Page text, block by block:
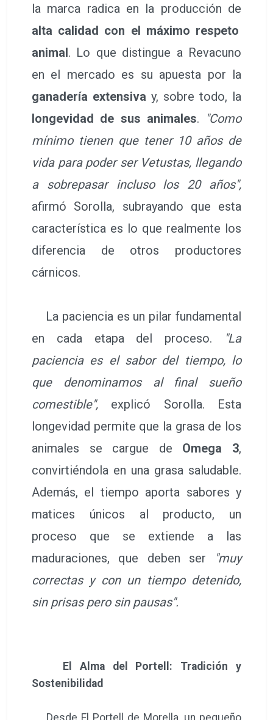
la marca radica en la producción de
alta calidad con el máximo respeto
animal. Lo que distingue a Revacuno
en el mercado es su apuesta por la
ganadería extensiva y, sobre todo, la
longevidad de sus animales.
"Como
mínimo tienen que tener 10 años de
vida para poder ser Vetustas, llegando
a sobrepasar incluso los 20 años",
afirmó Sorolla, subrayando que esta
característica es lo que realmente los
diferencia de otros productores
cárnicos.
La paciencia es un pilar fundamental
en cada etapa del proceso.
"La
paciencia es el sabor del tiempo, lo
que denominamos al final sueño
comestible", explicó Sorolla. Esta
longevidad permite que la grasa de los
animales se cargue de Omega 3,
convirtiéndola en una grasa saludable.
Además, el tiempo aporta sabores y
matices únicos al producto, un
proceso que se extiende a las
maduraciones, que deben ser
"muy
correctas y con un tiempo detenido,
sin prisas pero sin pausas".
El Alma del Portell: Tradición y
Sostenibilidad
Desde El Portell de Morella, un pequeño